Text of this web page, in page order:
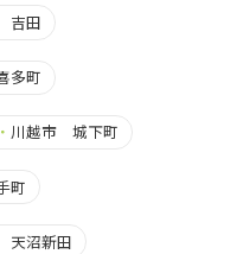
吉田
多町
・ 川越市 城下町
町
沼新田